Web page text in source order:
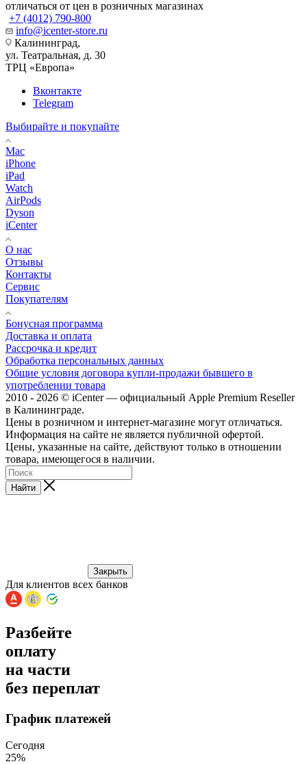
отличаться от цен в розничных магазинах
+7 (4012) 790-800
info@icenter-store.ru
Калининград,
ул. Театральная, д. 30
ТРЦ «Европа»
Вконтакте
Telegram
Выбирайте и покупайте
Mac
iPhone
iPad
Watch
AirPods
Dyson
iCenter
О нас
Отзывы
Контакты
Сервис
Покупателям
Бонусная программа
Доставка и оплата
Рассрочка и кредит
Обработка персональных данных
Общие условия договора купли-продажи бывшего в
употреблении товара
2010 - 2026 © iCenter — официальный Apple Premium Reseller
в Калининграде.
Цены в розничном и интернет-магазине могут отличаться.
Информация на сайте не является публичной офертой.
Цены, указанные на сайте, действуют только в отношении
товара, имеющегося в наличии.
Найти
Закрыть
Для клиентов всех банков
Разбейте
оплату
на части
без переплат
График платежей
Сегодня
25%